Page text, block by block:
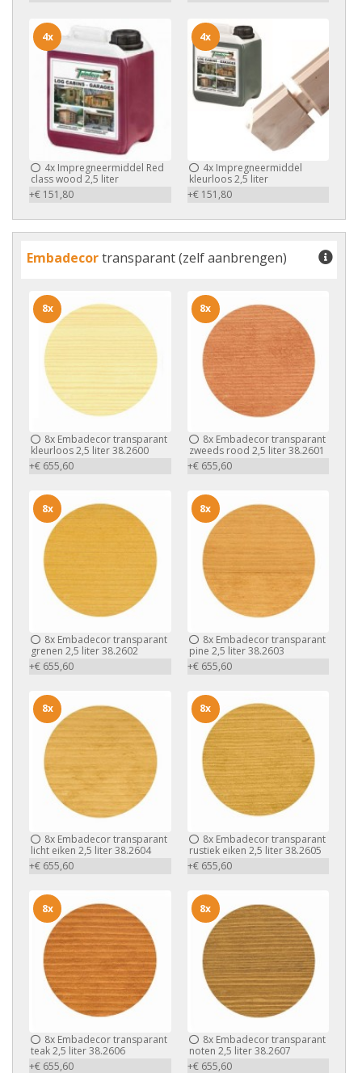
4x Impregneermiddel Red
class wood 2,5 liter
+€ 151,80
4x
4xImpregneermiddel
kleurloos 2,5 liter
+€ 151,80
4x
Embadecortransparant (zelf aanbrengen)
8x Embadecor transparant
kleurloos 2,5 liter 38.2600
+€ 655,60
8x
8xEmbadecor transparant
zweeds rood 2,5 liter 38.2601
+€ 655,60
8x
8x Embadecor transparant
grenen 2,5 liter 38.2602
+€ 655,60
8x
8xEmbadecor transparant
pine 2,5 liter 38.2603
+€ 655,60
8x
8x Embadecor transparant
licht eiken 2,5 liter 38.2604
+€ 655,60
8x
8xEmbadecor transparant
rustiek eiken 2,5 liter 38.2605
+€ 655,60
8x
8x Embadecor transparant
teak 2,5 liter 38.2606
+€ 655,60
8x
8xEmbadecor transparant
noten 2,5 liter 38.2607
+€ 655,60
8x